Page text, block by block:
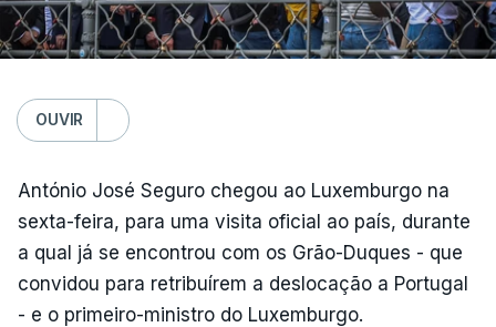
OUVIR
António José Seguro chegou ao Luxemburgo na
sexta-feira, para uma visita oficial ao país, durante
a qual já se encontrou com os Grão-Duques - que
convidou para retribuírem a deslocação a Portugal
- e o primeiro-ministro do Luxemburgo.